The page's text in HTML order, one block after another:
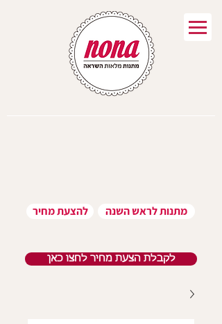
להצעת מחיר מתנות לראש השנה
לקבלת הצעת מחיר לחצו כאן